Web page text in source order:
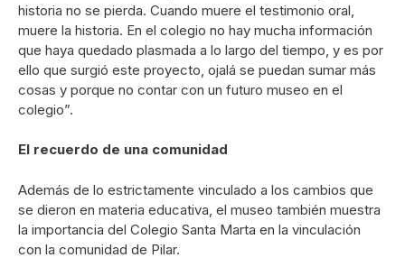
historia no se pierda. Cuando muere el testimonio oral,
muere la historia. En el colegio no hay mucha información
que haya quedado plasmada a lo largo del tiempo, y es por
ello que surgió este proyecto, ojalá se puedan sumar más
cosas y porque no contar con un futuro museo en el
colegio”.
El recuerdo de una comunidad
Además de lo estrictamente vinculado a los cambios que
se dieron en materia educativa, el museo también muestra
la importancia del Colegio Santa Marta en la vinculación
con la comunidad de Pilar.